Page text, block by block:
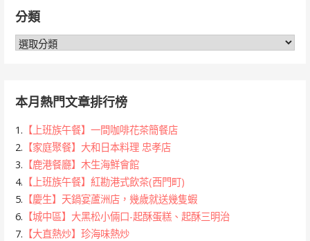
覽
字:分類
分
本月熱門文章排行榜
1. 【上班族午餐】一間咖啡花茶簡餐店
2. 【家庭聚餐】大和日本料理 忠孝店
3. 【鹿港餐廳】木生海鮮會館
4. 【上班族午餐】紅勘港式飲茶(西門町)
5. 【慶生】天鍋宴蘆洲店，幾歲就送幾隻蝦
6. 【城中區】大黑松小倆口-起酥蛋糕、起酥三明治
7. 【大直熱炒】珍海味熱炒